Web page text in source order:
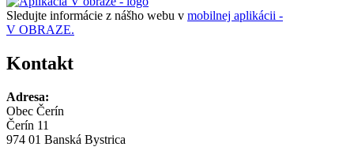
Sledujte informácie z nášho webu v mobilnej aplikácii -
V OBRAZE.
Kontakt
Adresa:
Obec Čerín
Čerín 11
974 01 Banská Bystrica